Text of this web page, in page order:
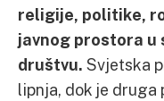
religije, politike,
javnog prostora u
društvu. Svjetska
lipnja, dok je druga